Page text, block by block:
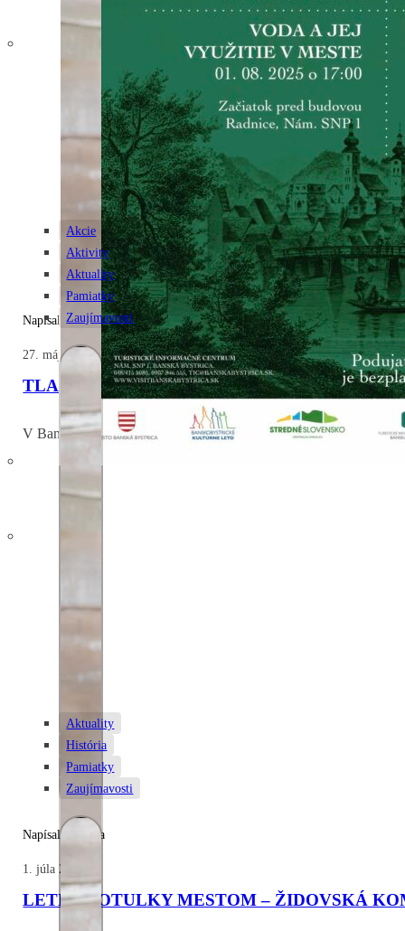
Napísal: Zuzana
27. mája 2026
TLAČOVÁ SPRÁVA: V Banskej Bystrici
V Banskej Bystrici pripomína obete holokaustu a rasového
Napísal: Zuzana
1. júla 2025
LETNÉ POTULKY MESTOM – ŽIDOVSKÁ
Akcie
Aktivity
Aktuality
Pamiatky
Zaujímavosti
Aktuality
História
Pamiatky
Zaujímavosti